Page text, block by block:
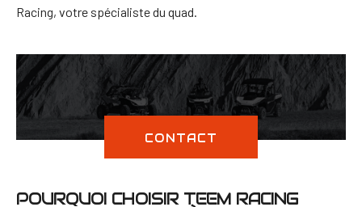
Racing, votre spécialiste du quad.
CONTACT
POURQUOI CHOISIR TEEM RACING